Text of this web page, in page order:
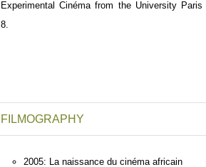
Experimental Cinéma from the University Paris
8.
FILMOGRAPHY
2005: La naissance du cinéma africain